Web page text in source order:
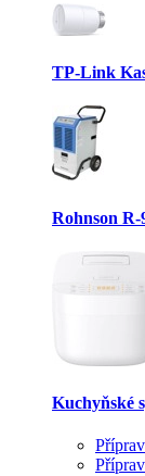
TP-Link
Rohnson
Kuchyňské